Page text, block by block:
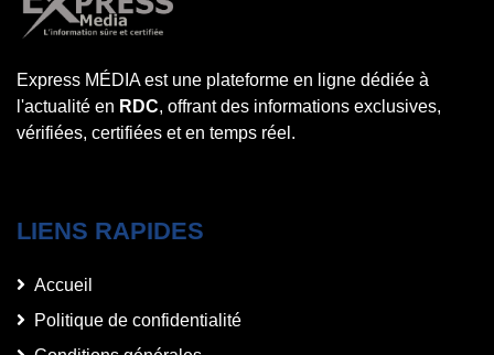
Express MÉDIA est une plateforme en ligne dédiée à
l'actualité en RDC, offrant des informations exclusives,
vérifiées, certifiées et en temps réel.
LIENS RAPIDES
Accueil
Politique de confidentialité